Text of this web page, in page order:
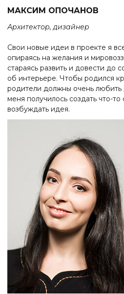
МАКСИМ ОПОЧАНОВ
Архитектор, дизайнер
Свои новые идеи в проекте я
опираясь на желания и
стараясь развить и довести до
об интерьере. Чтобы родился
родители должны очень любить
меня получилось создать что-
возбуждать идея.